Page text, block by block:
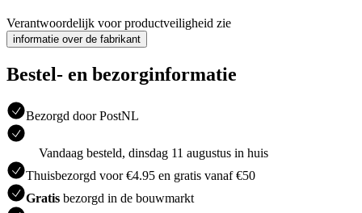
Verantwoordelijk voor productveiligheid zie
informatie over de fabrikant
Bestel- en bezorginformatie
Bezorgd door PostNL
Vandaag besteld, dinsdag 11 augustus in huis
Thuisbezorgd voor €4.95 en gratis vanaf €50
Gratis bezorgd in de bouwmarkt